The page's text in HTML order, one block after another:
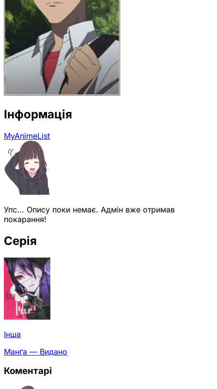
Інформація
MyAnimeList
Упс... Опису поки немає. Адмін вже отримав
покарання!
Серія
Інша
Манґа — Видано
Коментарі